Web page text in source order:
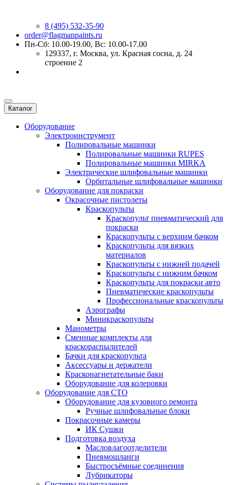
8 (495) 532-35-90
order@flagmanpaints.ru
Пн-Сб: 10.00-19.00, Вс: 10.00-17.00
129337, г. Москва, ул. Красная сосна, д. 24
строение 2
Каталог
Оборудование
Электроинструмент
Полировальные машинки
Полировальные машинки RUPES
Полировальные машинки MIRKA
Электрические шлифовальные машинки
Орбитальные шлифовальные машинки
Оборудование для покраски
Окрасочные пистолеты
Краскопульты
Краскопульт пневматический для
покраски
Краскопульты с верхним бачком
Краскопульты для вязких
материалов
Краскопульты с нижней подачей
Краскопульты с нижним бачком
Краскопульты для покраски авто
Пневматические краскопульты
Профессиональные краскопульты
Аэрографы
Миникраскопульты
Манометры
Сменные комплекты для
краскораспылителей
Бачки для краскопульта
Аксессуары и держатели
Красконагнетательные баки
Оборудование для колеровки
Оборудование для СТО
Оборудование для кузовного ремонта
Ручные шлифовальные блоки
Покрасочные камеры
ИК Сушки
Подготовка воздуха
Масловлагоотделители
Пневмошланги
Быстросъёмные соединения
Лубрикаторы